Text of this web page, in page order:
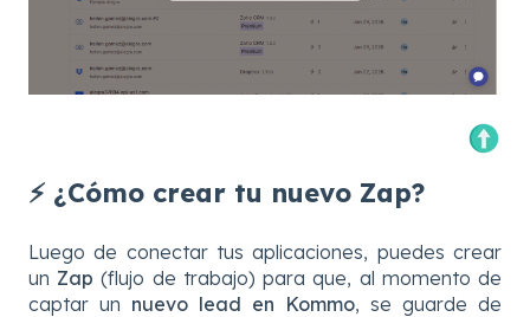
⚡ ¿Cómo crear tu nuevo Zap?
Luego de conectar tus aplicaciones, puedes crear
un Zap (flujo de trabajo) para que, al momento de
captar un nuevo lead en Kommo, se guarde de